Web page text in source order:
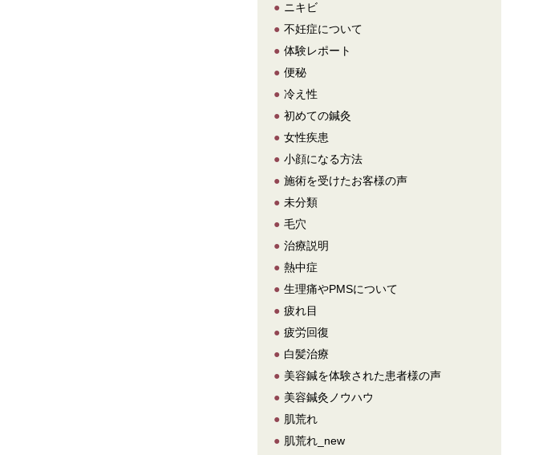
● ニキビ
● 不妊症について
● 体験レポート
● 便秘
● 冷え性
● 初めての鍼灸
● 女性疾患
● 小顔になる方法
● 施術を受けたお客様の声
● 未分類
● 毛穴
● 治療説明
● 熱中症
● 生理痛やPMSについて
● 疲れ目
● 疲労回復
● 白髪治療
● 美容鍼を体験された患者様の声
● 美容鍼灸ノウハウ
● 肌荒れ
● 肌荒れ_new